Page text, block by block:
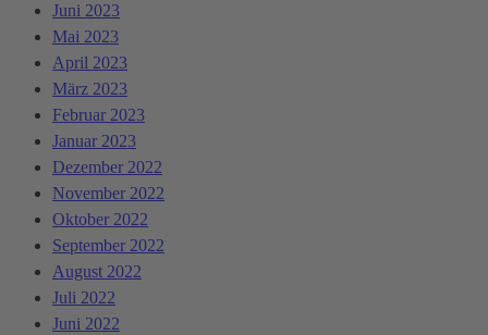
Juni 2023
Mai 2023
April 2023
März 2023
Februar 2023
Januar 2023
Dezember 2022
November 2022
Oktober 2022
September 2022
August 2022
Juli 2022
Juni 2022